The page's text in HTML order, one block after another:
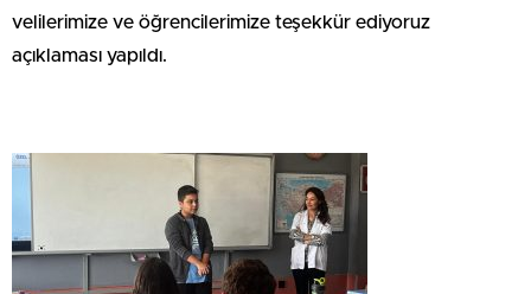
velilerimize ve öğrencilerimize teşekkür ediyoruz
açıklaması yapıldı.